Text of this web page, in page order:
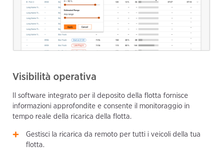
Visibilità operativa
Il software integrato per il deposito della flotta fornisce
informazioni approfondite e consente il monitoraggio in
tempo reale della ricarica della flotta.
Gestisci la ricarica da remoto per tutti i veicoli della tua
flotta.